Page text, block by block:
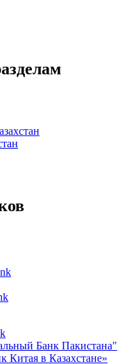
Банк Пакистана"
в Казахстане»